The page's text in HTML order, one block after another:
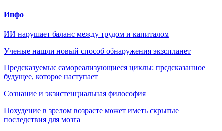
Инфо
ИИ нарушает баланс между трудом и капиталом
Ученые нашли новый способ обнаружения экзопланет
Предсказуемые самореализующиеся циклы: предсказанное
будущее, которое наступает
Сознание и экзистенциальная философия
Похудение в зрелом возрасте может иметь скрытые
последствия для мозга